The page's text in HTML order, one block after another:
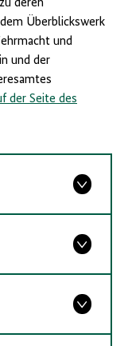
deren
Überblickswerk
und
und der
der Seite des